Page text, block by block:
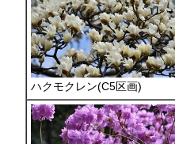
ハクモクレン(C5区画)